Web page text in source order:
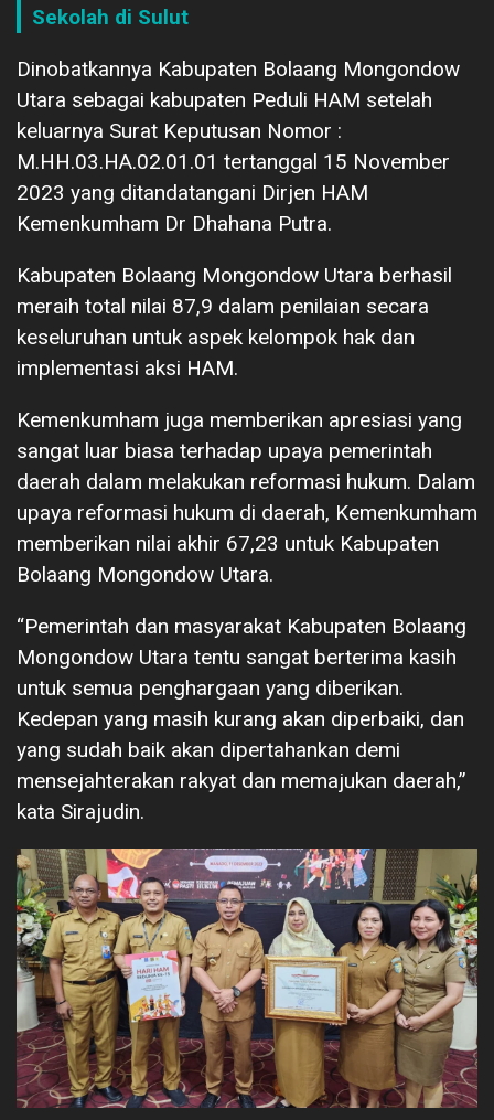
Sekolah di Sulut
Dinobatkannya Kabupaten Bolaang Mongondow
Utara sebagai kabupaten Peduli HAM setelah
keluarnya Surat Keputusan Nomor :
M.HH.03.HA.02.01.01 tertanggal 15 November
2023 yang ditandatangani Dirjen HAM
Kemenkumham Dr Dhahana Putra.
Kabupaten Bolaang Mongondow Utara berhasil
meraih total nilai 87,9 dalam penilaian secara
keseluruhan untuk aspek kelompok hak dan
implementasi aksi HAM.
Kemenkumham juga memberikan apresiasi yang
sangat luar biasa terhadap upaya pemerintah
daerah dalam melakukan reformasi hukum. Dalam
upaya reformasi hukum di daerah, Kemenkumham
memberikan nilai akhir 67,23 untuk Kabupaten
Bolaang Mongondow Utara.
“Pemerintah dan masyarakat Kabupaten Bolaang
Mongondow Utara tentu sangat berterima kasih
untuk semua penghargaan yang diberikan.
Kedepan yang masih kurang akan diperbaiki, dan
yang sudah baik akan dipertahankan demi
mensejahterakan rakyat dan memajukan daerah,”
kata Sirajudin.